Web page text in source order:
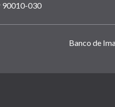
90010-030
Banco de